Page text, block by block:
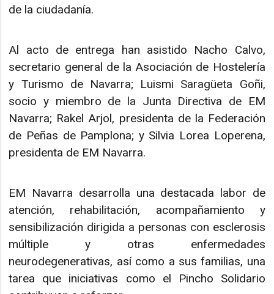
de la ciudadanía.
Al acto de entrega han asistido Nacho Calvo,
secretario general de la Asociación de Hostelería
y Turismo de Navarra; Luismi Saragüeta Goñi,
socio y miembro de la Junta Directiva de EM
Navarra; Rakel Arjol, presidenta de la Federación
de Peñas de Pamplona; y Silvia Lorea Loperena,
presidenta de EM Navarra.
EM Navarra desarrolla una destacada labor de
atención, rehabilitación, acompañamiento y
sensibilización dirigida a personas con esclerosis
múltiple y otras enfermedades
neurodegenerativas, así como a sus familias, una
tarea que iniciativas como el Pincho Solidario